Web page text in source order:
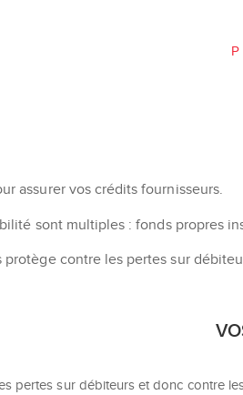
assurer vos crédits fournisseurs.
sont multiples : fonds propres
protège contre les pertes sur
pertes sur débiteurs et donc contre